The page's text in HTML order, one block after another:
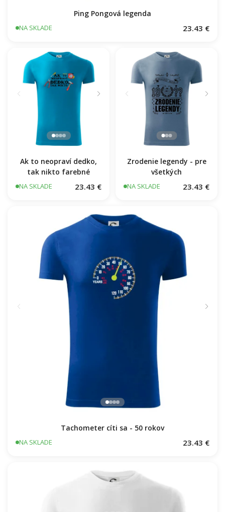
Ping Pongová legenda
NA SKLADE 23.43 €
Ak to neopraví dedko,
tak nikto farebné
NA SKLADE 23.43 €
Zrodenie legendy - pre
všetkých
NA SKLADE 23.43 €
Tachometer cíti sa - 50 rokov
NA SKLADE 23.43 €